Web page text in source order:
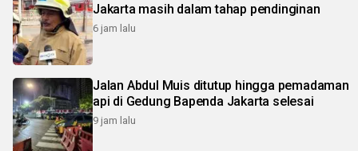
Jakarta masih dalam tahap pendinginan
6 jam lalu
Jalan Abdul Muis ditutup hingga pemadaman
api di Gedung Bapenda Jakarta selesai
9 jam lalu